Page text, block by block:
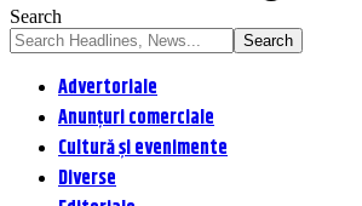
Search
Advertoriale
Anunțuri comerciale
Cultură și evenimente
Diverse